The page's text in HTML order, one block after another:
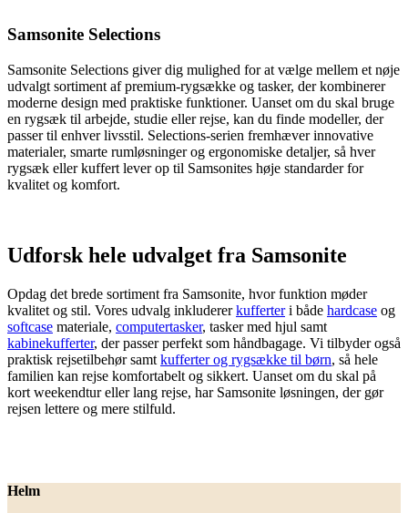
Samsonite Selections
Samsonite Selections giver dig mulighed for at vælge mellem et nøje
udvalgt sortiment af premium-rygsække og tasker, der kombinerer
moderne design med praktiske funktioner. Uanset om du skal bruge
en rygsæk til arbejde, studie eller rejse, kan du finde modeller, der
passer til enhver livsstil. Selections-serien fremhæver innovative
materialer, smarte rumløsninger og ergonomiske detaljer, så hver
rygsæk eller kuffert lever op til Samsonites høje standarder for
kvalitet og komfort.
Udforsk hele udvalget fra Samsonite
Opdag det brede sortiment fra Samsonite, hvor funktion møder
kvalitet og stil. Vores udvalg inkludererkufferteri både hardcase og
softcase materiale, computertasker, tasker med hjul samt
kabinekufferter, der passer perfekt som håndbagage. Vi tilbyder også
praktisk rejsetilbehør samt kufferter og rygsække til børn, så hele
familien kan rejse komfortabelt og sikkert. Uanset om du skal på
kort weekendtur eller lang rejse, har Samsonite løsningen, der gør
rejsen lettere og mere stilfuld.
Helm